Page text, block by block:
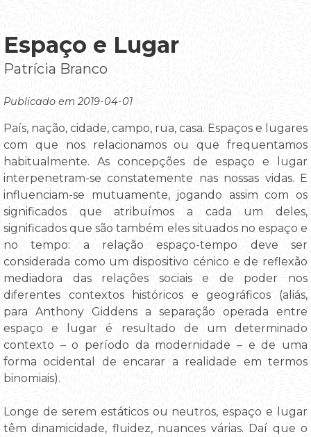
Espaço e Lugar
Patrícia Branco
Publicado em 2019-04-01
País, nação, cidade, campo, rua, casa. Espaços e lugares
com que nos relacionamos ou que frequentamos
habitualmente. As concepções de espaço e lugar
interpenetram-se constatemente nas nossas vidas. E
influenciam-se mutuamente, jogando assim com os
significados que atribuímos a cada um deles,
significados que são também eles situados no espaço e
no tempo: a relação espaço-tempo deve ser
considerada como um dispositivo cénico e de reflexão
mediadora das relações sociais e de poder nos
diferentes contextos históricos e geográficos (aliás,
para Anthony Giddens a separação operada entre
espaço e lugar é resultado de um determinado
contexto – o período da modernidade – e de uma
forma ocidental de encarar a realidade em termos
binomiais).
Longe de serem estáticos ou neutros, espaço e lugar
têm dinamicidade, fluidez, nuances várias. Daí que o